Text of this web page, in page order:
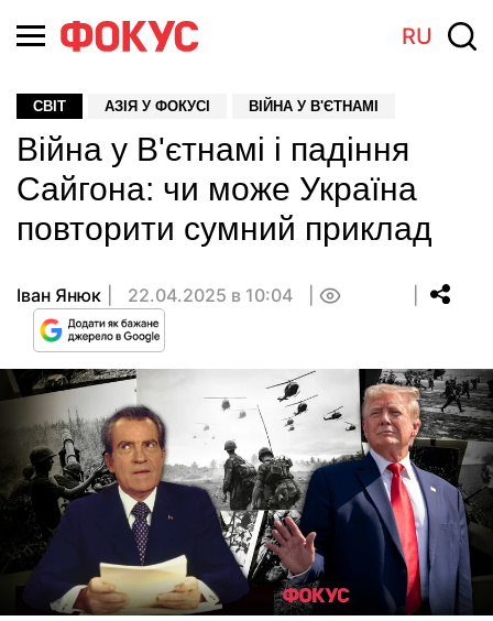
RU
СВІТ АЗІЯ У ФОКУСІ ВІЙНА У В'ЄТНАМІ
Війна у В'єтнамі i падіння
Сайгона: чи може Україна
повторити сумний приклад
Іван Янюк 22.04.2025 в 10:04